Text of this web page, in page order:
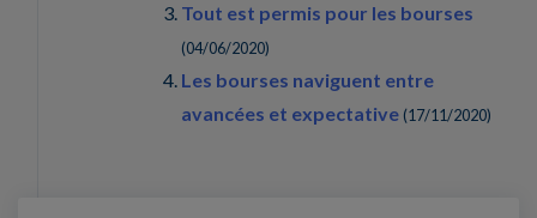
Tout est permis pour les bourses
(04/06/2020)
Les bourses naviguent entre
avancées et expectative (17/11/2020)